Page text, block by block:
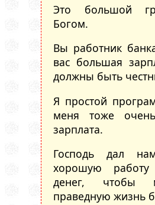
Это большой
Богом.
Вы работник
вас большая
должны быть
Я простой
меня тоже
зарплата.
Господь дал
хорошую
денег, чтобы
праведную жизнь